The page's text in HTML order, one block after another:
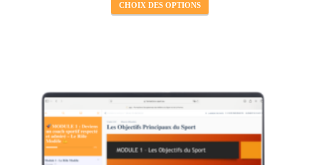
CHOIX DES OPTIONS